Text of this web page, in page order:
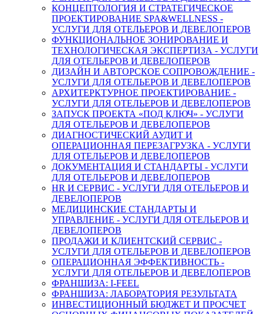
КОНЦЕПТОЛОГИЯ И СТРАТЕГИЧЕСКОЕ
ПРОЕКТИРОВАНИЕ SPA&WELLNESS -
УСЛУГИ ДЛЯ ОТЕЛЬЕРОВ И ДЕВЕЛОПЕРОВ
ФУНКЦИОНАЛЬНОЕ ЗОНИРОВАНИЕ И
ТЕХНОЛОГИЧЕСКАЯ ЭКСПЕРТИЗА - УСЛУГИ
ДЛЯ ОТЕЛЬЕРОВ И ДЕВЕЛОПЕРОВ
ДИЗАЙН И АВТОРСКОЕ СОПРОВОЖДЕНИЕ -
УСЛУГИ ДЛЯ ОТЕЛЬЕРОВ И ДЕВЕЛОПЕРОВ
АРХИТЕРКТУРНОЕ ПРОЕКТИРОВАНИЕ -
УСЛУГИ ДЛЯ ОТЕЛЬЕРОВ И ДЕВЕЛОПЕРОВ
ЗАПУСК ПРОЕКТА «ПОД КЛЮЧ» - УСЛУГИ
ДЛЯ ОТЕЛЬЕРОВ И ДЕВЕЛОПЕРОВ
ДИАГНОСТИЧЕСКИЙ АУДИТ И
ОПЕРАЦИОННАЯ ПЕРЕЗАГРУЗКА - УСЛУГИ
ДЛЯ ОТЕЛЬЕРОВ И ДЕВЕЛОПЕРОВ
ДОКУМЕНТАЦИЯ И СТАНДАРТЫ - УСЛУГИ
ДЛЯ ОТЕЛЬЕРОВ И ДЕВЕЛОПЕРОВ
HR И СЕРВИС - УСЛУГИ ДЛЯ ОТЕЛЬЕРОВ И
ДЕВЕЛОПЕРОВ
МЕДИЦИНСКИЕ СТАНДАРТЫ И
УПРАВЛЕНИЕ - УСЛУГИ ДЛЯ ОТЕЛЬЕРОВ И
ДЕВЕЛОПЕРОВ
ПРОДАЖИ И КЛИЕНТСКИЙ СЕРВИС -
УСЛУГИ ДЛЯ ОТЕЛЬЕРОВ И ДЕВЕЛОПЕРОВ
ОПЕРАЦИОННАЯ ЭФФЕКТИВНОСТЬ -
УСЛУГИ ДЛЯ ОТЕЛЬЕРОВ И ДЕВЕЛОПЕРОВ
ФРАНШИЗА: I-FEEL
ФРАНШИЗА: ЛАБОРАТОРИЯ РЕЗУЛЬТАТА
ИНВЕСТИЦИОННЫЙ БЮДЖЕТ И ПРОСЧЕТ